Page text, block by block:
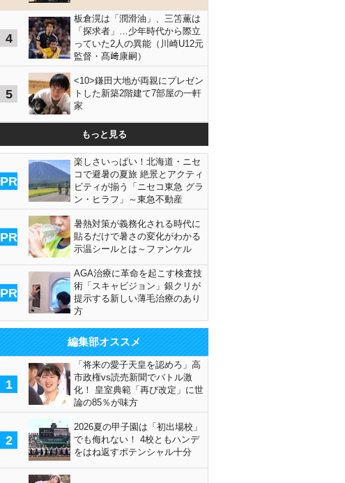
4
板倉滉は「潤滑油」、三笘薫は
「探求者」…少年時代から際立
っていた2人の異能（川崎U12元
監督・髙﨑康嗣）
5
<10>鎌田大地が両親にプレゼン
トした新築2階建て7部屋の一軒
家
もっと見る
PR
楽しさいっぱい！北海道・ニセ
コで避暑の夏旅 絶景とアクティ
ビティが揃う「ニセコ東急 グラ
ン・ヒラフ」～東急不動産
PR
暑熱対策が義務化される時代に
貼るだけで暑さの変化がわかる
示温シールとは～ファンケル
PR
AGA治療に革命を起こす検査技
術「スキャビジョン」銀クリが
提示する新しい薄毛治療のあり
方
編集部オススメ
1
「将来の愛子天皇を認めろ」高
市政権vs読売新聞でバトル激
化！ 皇室典範「再び改定」に世
論の85％が味方
2
2026夏の甲子園は「初出場校」
でも侮れない！ 4校ともハンデ
をはね返すポテンシャル十分